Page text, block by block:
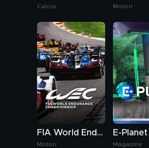
Calcio Motori
FIA World Endurance Championship
Motori
E-Planet
Magazine